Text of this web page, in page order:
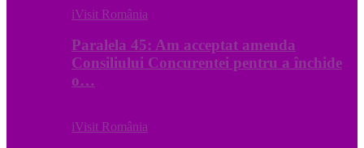
iVisit România
Paralela 45: Am acceptat amenda
Consiliului Concurentei pentru a închide
o…
iVisit România